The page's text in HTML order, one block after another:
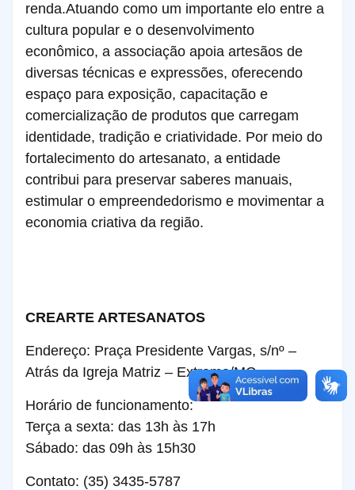
renda.Atuando como um importante elo entre a
cultura popular e o desenvolvimento
econômico, a associação apoia artesãos de
diversas técnicas e expressões, oferecendo
espaço para exposição, capacitação e
comercialização de produtos que carregam
identidade, tradição e criatividade. Por meio do
fortalecimento do artesanato, a entidade
contribui para preservar saberes manuais,
estimular o empreendedorismo e movimentar a
economia criativa da região.
CREARTE ARTESANATOS
Endereço: Praça Presidente Vargas, s/nº –
Atrás da Igreja Matriz – Extrema/MG
Horário de funcionamento:
Terça a sexta: das 13h às 17h
Sábado: das 09h às 15h30
Contato: (35) 3435-5787